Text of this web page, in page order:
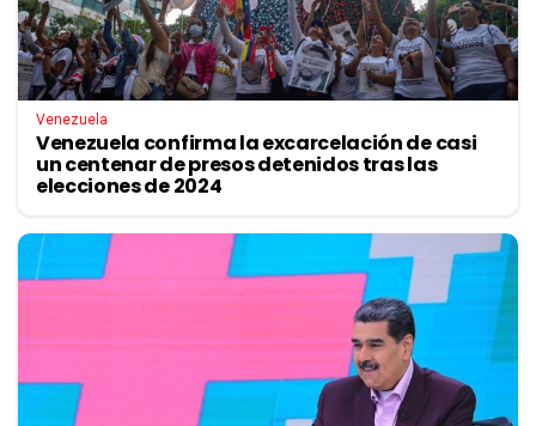
Venezuela
Venezuela confirma la excarcelación de casi
un centenar de presos detenidos tras las
elecciones de 2024